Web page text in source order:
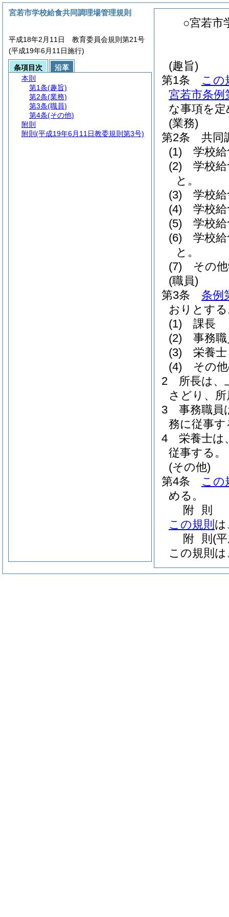
○宮若市
(趣旨)
第1条
この
宮若市条例
な事項を
(業務)
第2条
共同
(1)
学校
(2)
学校
と。
(3)
学校
(4)
学校
(5)
学校
(6)
学校
と。
(7)
その
(職員)
第3条
条例
おりとす
(1)
課長
(2)
事務
(3)
栄養士
(4)
その
2
所長は、
さどり、
3
事務職員
務に従事す
4
栄養士は
従事する。
(その他)
第4条
この
める。
附 則
この規則 は
附 則 (
この規則
宮若市学校給食共同調理場管理規則
平成18年2月11日 教育委員会規則第21号
(平成19年6月11日施行)
条項目次
沿革
本則
第1条(趣旨)
第2条(業務)
第3条(職員)
第4条(その他)
附則
附則 (平成19年6月11日教委規則第3号)